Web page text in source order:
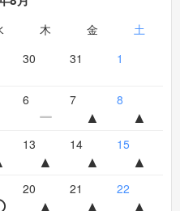
木 金
土
30 31 1
6 7 8
13 14 15
20 21 22